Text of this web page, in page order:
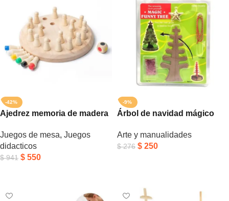
-42%
Ajedrez memoria de madera
Juegos de mesa, Juegos
didacticos
$941 $ 550
-9%
Árbol de navidad mágico
Arte y manualidades
$276 $ 250